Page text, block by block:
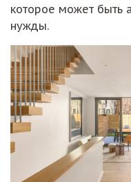
которое может быть
нужды.